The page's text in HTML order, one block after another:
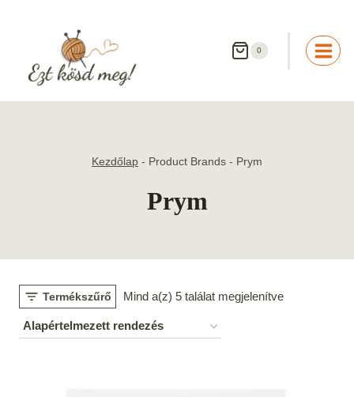
0
Kezdőlap - Product Brands - Prym
Prym
Termékszűrő Mind a(z) 5 találat megjelenítve